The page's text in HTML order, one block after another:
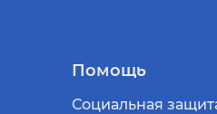
Помощь
Социальная